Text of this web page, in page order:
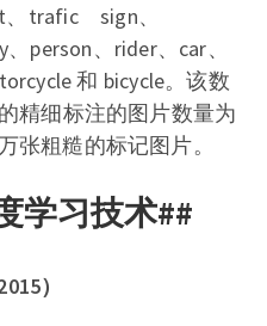
、trafic sign、
person、rider、car、
和 bicycle。该数
精细标注的图片数量为
张粗糙的标记图片。
学习技术##
）